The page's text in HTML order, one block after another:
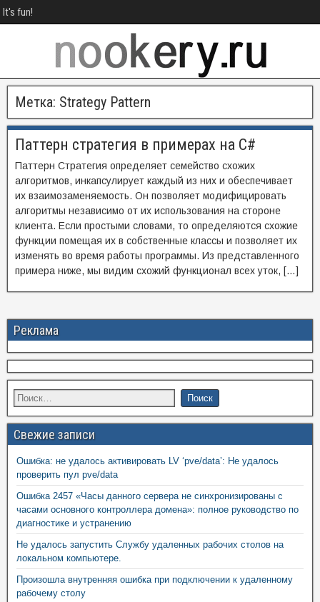
It's fun!
Метка: Strategy Pattern
Паттерн стратегия в примерах на C#
Паттерн Стратегия определяет семейство схожих
алгоритмов, инкапсулирует каждый из них и обеспечивает
их взаимозаменяемость. Он позволяет модифицировать
алгоритмы независимо от их использования на стороне
клиента. Если простыми словами, то определяются схожие
функции помещая их в собственные классы и позволяет их
изменять во время работы программы. Из представленного
примера ниже, мы видим схожий функционал всех уток, […]
Реклама
Свежие записи
Ошибка: не удалось активировать LV ‘pve/data’: Не удалось
проверить пул pve/data
Ошибка 2457 «Часы данного сервера не синхронизированы с
часами основного контроллера домена»: полное руководство по
диагностике и устранению
Не удалось запустить Службу удаленных рабочих столов на
локальном компьютере.
Произошла внутренняя ошибка при подключении к удаленному
рабочему столу